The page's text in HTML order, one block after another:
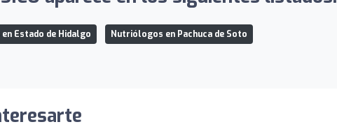
Estado de Hidalgo Nutriólogos en Pachuca de Soto